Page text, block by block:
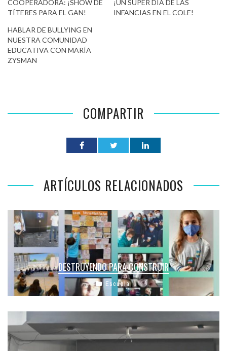
COOPERADORA: ¡SHOW DE
TÍTERES PARA EL GAN!
¡UN SÚPER DÍA DE LAS
INFANCIAS EN EL COLE!
HABLAR DE BULLYING EN
NUESTRA COMUNIDAD
EDUCATIVA CON MARÍA
ZYSMAN
COMPARTIR
ARTÍCULOS RELACIONADOS
DESTRUYENDO PARA CONSTRUIR
Escuela